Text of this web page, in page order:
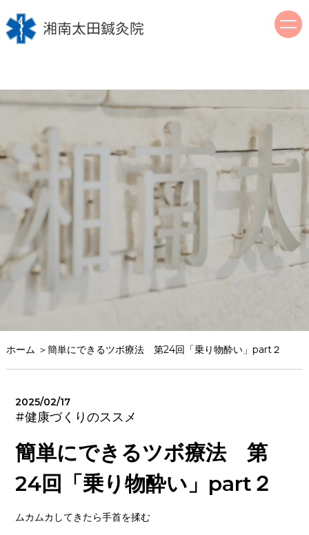
ホーム ＞簡単にできるツボ療法 第24回「乗り物酔い」part２
2025/02/17
#健康づくりのススメ
簡単にできるツボ療法 第
24回「乗り物酔い」part２
ムカムカしてきたら手首を揉む